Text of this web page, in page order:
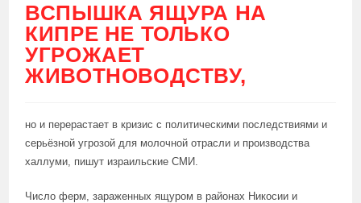
ВСПЫШКА ЯЩУРА НА
КИПРЕ НЕ ТОЛЬКО
УГРОЖАЕТ
ЖИВОТНОВОДСТВУ,
но и перерастает в кризис с политическими последствиями и
серьёзной угрозой для молочной отрасли и производства
халлуми, пишут израильские СМИ.
Число ферм, зараженных ящуром в районах Никосии и